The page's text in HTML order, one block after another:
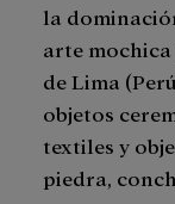
la
arte
de Lima
objetos
textiles y
piedra,